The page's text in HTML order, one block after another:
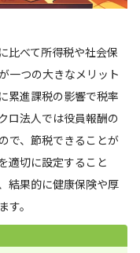
比べて所得税や社会保
一つの大きなメリット
累進課税の影響で税率
ロ法人では役員報酬の
で、節税できることが
適切に設定すること
結果的に健康保険や厚
。